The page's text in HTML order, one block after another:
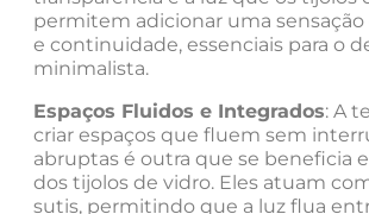
permitem adicionar uma
e continuidade, essenciais para o
minimalista.
Espaços Fluidos e Integrados: A
criar espaços que fluem sem
abruptas é outra que se beneficia
dos tijolos de vidro. Eles atuam
sutis, permitindo que a luz flua